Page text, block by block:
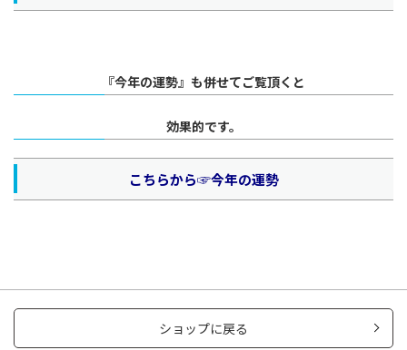
『今年の運勢』も併せてご覧頂くと
効果的です。
こちらから☞今年の運勢
ショップに戻る